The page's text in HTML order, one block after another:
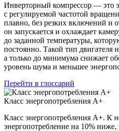
Инверторный компрессор — это
с регулируемой частотой
плавно, без резких включений и
он запускается и охлаждает
до заданной температуры,
постоянно. Такой тип двигателя
а только до минимума снижает
уровень шума и меньшее
Перейти в глоссарий
Класс энергопотребления А+
Класс энергопотребления А+. К
энергопотребление на 10%